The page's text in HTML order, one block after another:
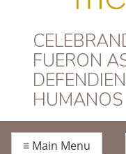
HRD
Español
FUERON
HUMANOS
≡ Main Menu